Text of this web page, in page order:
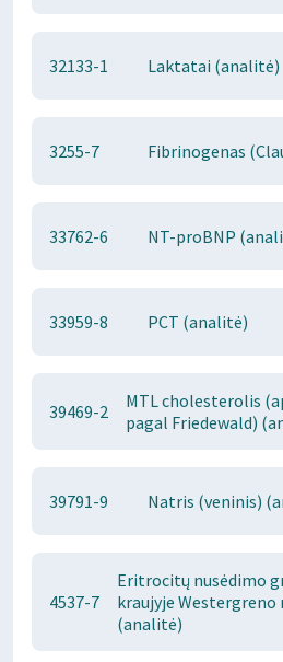
32133-1 Laktatai (analitė)
3255-7 Fibrinogenas
33762-6 NT-proBNP
33959-8 PCT (analitė)
39469-2
MTL cholesterolis
pagal Friedewald)
39791-9 Natris (veninis)
4537-7
Eritrocitų nusėdimo
kraujyje Westergreno
(analitė)